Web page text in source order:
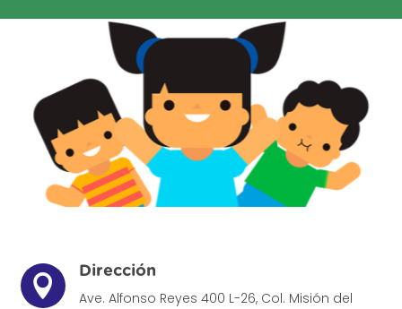

Dirección
Ave. Alfonso Reyes 400 L-26, Col. Misión del